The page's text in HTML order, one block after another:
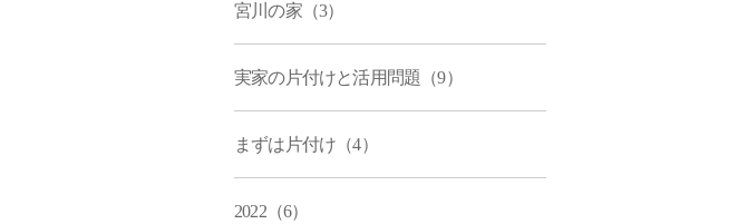
宮川の家（3）
実家の片付けと活用問題（9）
まずは片付け（4）
2022（6）